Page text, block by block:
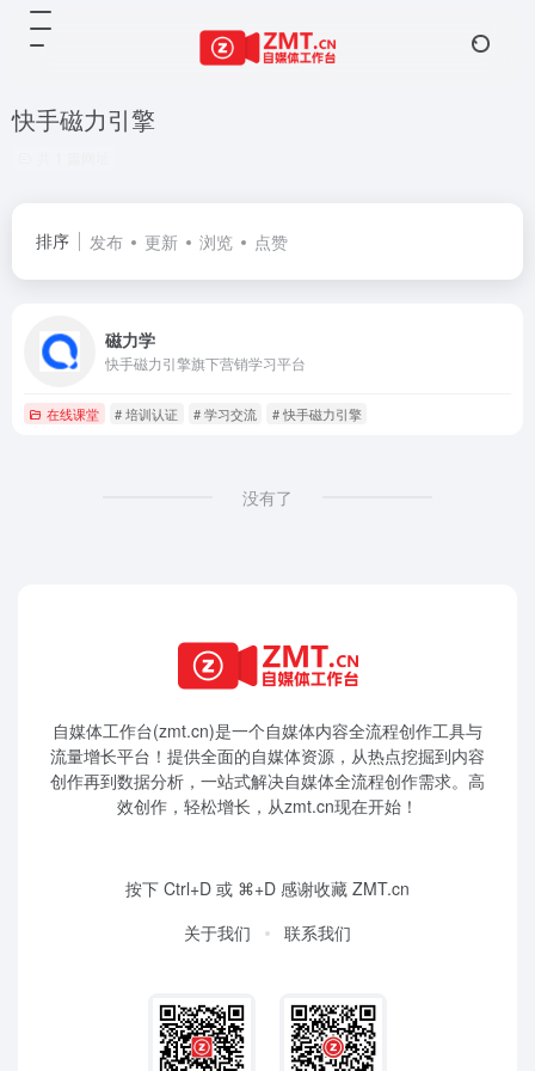
快手磁力引擎
排序 发布 更新 浏览 点赞
磁力学
快手磁力引擎旗下营销学习平台
在线课堂 # 培训认证 # 学习交流 # 快手磁力引擎
没有了
自媒体工作台(zmt.cn)是一个自媒体内容全流程创作工具与
流量增长平台！提供全面的自媒体资源，从热点挖掘到内容
创作再到数据分析，一站式解决自媒体全流程创作需求。高
效创作，轻松增长，从zmt.cn现在开始！
按下 Ctrl+D 或 ⌘+D 感谢收藏 ZMT.cn
关于我们
联系我们